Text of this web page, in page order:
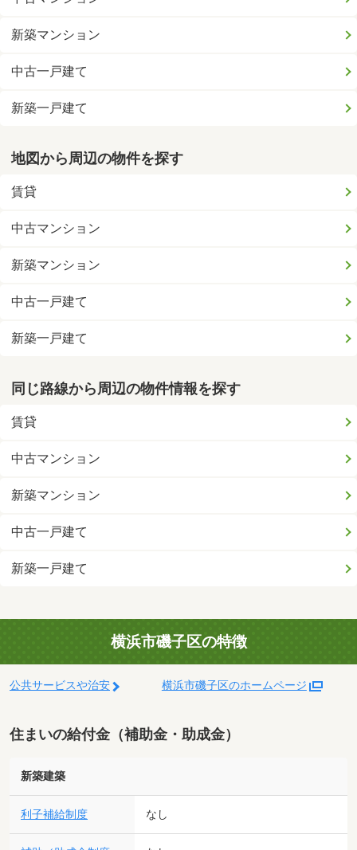
新築マンション
中古一戸建て
新築一戸建て
地図から周辺の物件を探す
賃貸
中古マンション
新築マンション
中古一戸建て
新築一戸建て
同じ路線から周辺の物件情報を探す
賃貸
中古マンション
新築マンション
中古一戸建て
新築一戸建て
横浜市磯子区の特徴
公共サービスや治安 横浜市磯子区のホームページ
住まいの給付金（補助金・助成金）
新築建築
利子補給制度 なし